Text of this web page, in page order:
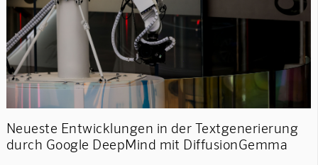
Neueste Entwicklungen in der Textgenerierung
durch Google DeepMind mit DiffusionGemma